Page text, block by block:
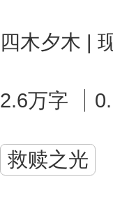
四木夕木 |
2.6万字
救赎之光